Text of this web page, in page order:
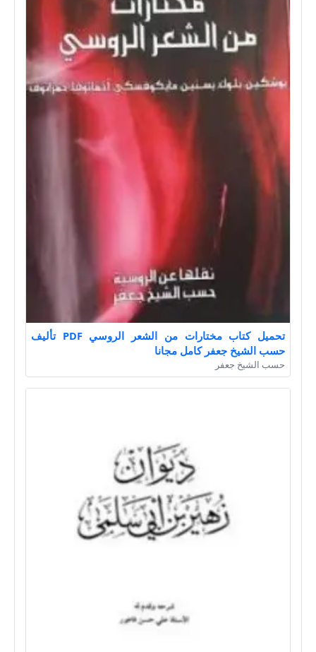
تحميل كتاب مختارات من الشعر الروسي PDF تأليف
حسب الشيخ جعفر كامل مجانا
حسب الشيخ جعفر